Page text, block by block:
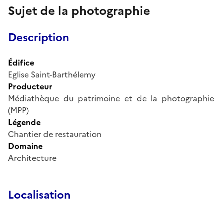
Sujet de la photographie
Description
Édifice
Eglise Saint-Barthélemy
Producteur
Médiathèque du patrimoine et de la photographie
(MPP)
Légende
Chantier de restauration
Domaine
Architecture
Localisation